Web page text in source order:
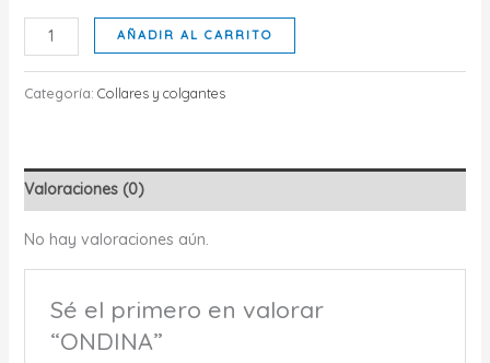
ONDINA
cantidad
AÑADIR AL CARRITO
Categoría: Collares y colgantes
Valoraciones (0)
No hay valoraciones aún.
Sé el primero en valorar
“ONDINA”